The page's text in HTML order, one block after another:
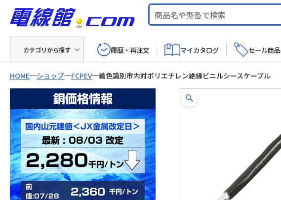
カテゴリから探す 履歴・再注文 マイカタログ セール商品
HOME ショップ FCPEV 着色識別市内対ポリエチレン絶縁ビニルシースケーブル
銅価格情報
国内山元建値＜JX金属改定日＞
最新 : 08/03 改定
2,280千円/トン
前
値:07/28
2,360 千円/トン